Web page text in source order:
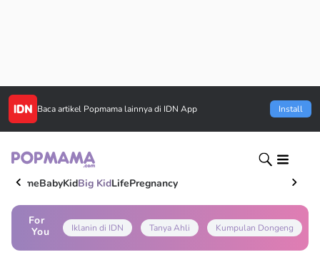
Baca artikel Popmama lainnya di IDN App Install
HomeBabyKidBig KidLifePregnancy
For
You
Iklanin di IDN Tanya Ahli Kumpulan Dongeng